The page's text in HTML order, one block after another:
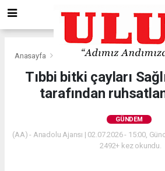
Anasayfa Gündem
Tıbbi bitki çayları
tarafından
GÜNDEM
(AA) - Anadolu Ajansı | 02.07.2026 - 15:00,
2492+ kez okundu.